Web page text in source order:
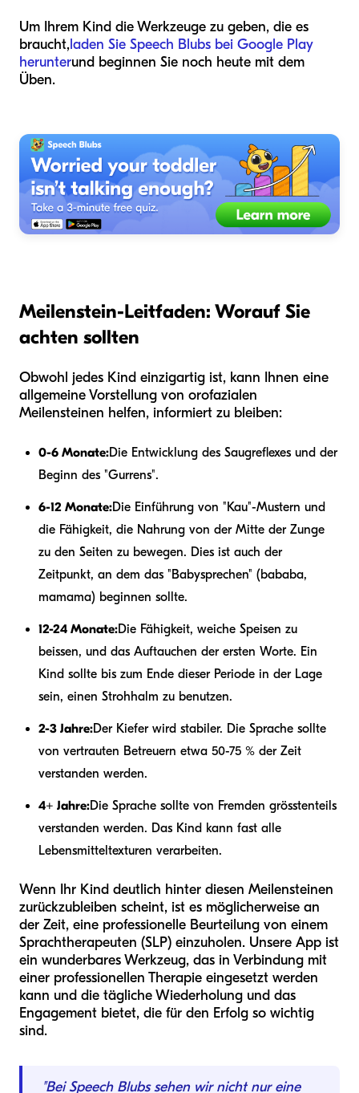
Um Ihrem Kind die Werkzeuge zu geben, die es
braucht,laden Sie Speech Blubs bei Google Play
herunterund beginnen Sie noch heute mit dem
Üben.
Meilenstein-Leitfaden: Worauf Sie
achten sollten
Obwohl jedes Kind einzigartig ist, kann Ihnen eine
allgemeine Vorstellung von orofazialen
Meilensteinen helfen, informiert zu bleiben:
0-6 Monate:Die Entwicklung des Saugreflexes und der
Beginn des "Gurrens".
6-12 Monate:Die Einführung von "Kau"-Mustern und
die Fähigkeit, die Nahrung von der Mitte der Zunge
zu den Seiten zu bewegen. Dies ist auch der
Zeitpunkt, an dem das "Babysprechen" (bababa,
mamama) beginnen sollte.
12-24 Monate:Die Fähigkeit, weiche Speisen zu
beissen, und das Auftauchen der ersten Worte. Ein
Kind sollte bis zum Ende dieser Periode in der Lage
sein, einen Strohhalm zu benutzen.
2-3 Jahre:Der Kiefer wird stabiler. Die Sprache sollte
von vertrauten Betreuern etwa 50-75 % der Zeit
verstanden werden.
4+ Jahre:Die Sprache sollte von Fremden grösstenteils
verstanden werden. Das Kind kann fast alle
Lebensmitteltexturen verarbeiten.
Wenn Ihr Kind deutlich hinter diesen Meilensteinen
zurückzubleiben scheint, ist es möglicherweise an
der Zeit, eine professionelle Beurteilung von einem
Sprachtherapeuten (SLP) einzuholen. Unsere App ist
ein wunderbares Werkzeug, das in Verbindung mit
einer professionellen Therapie eingesetzt werden
kann und die tägliche Wiederholung und das
Engagement bietet, die für den Erfolg so wichtig
sind.
"Bei Speech Blubs sehen wir nicht nur eine